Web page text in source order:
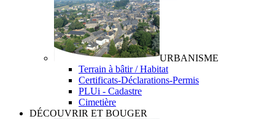
URBANISME
Terrain à bâtir / Habitat
Certificats-Déclarations-Permis
PLUi - Cadastre
Cimetière
DÉCOUVRIR ET BOUGER